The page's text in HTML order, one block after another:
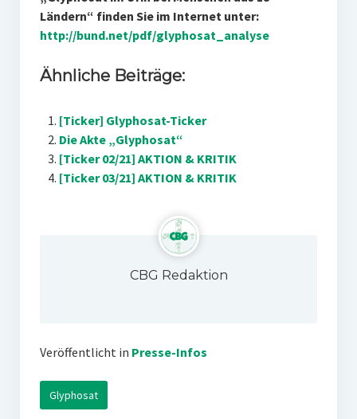
Ländern“ finden Sie im Internet unter:
http://bund.net/pdf/glyphosat_analyse
Ähnliche Beiträge:
[Ticker] Glyphosat-Ticker
Die Akte „Glyphosat“
[Ticker 02/21] AKTION & KRITIK
[Ticker 03/21] AKTION & KRITIK
CBG Redaktion
Veröffentlicht in Presse-Infos
Glyphosat